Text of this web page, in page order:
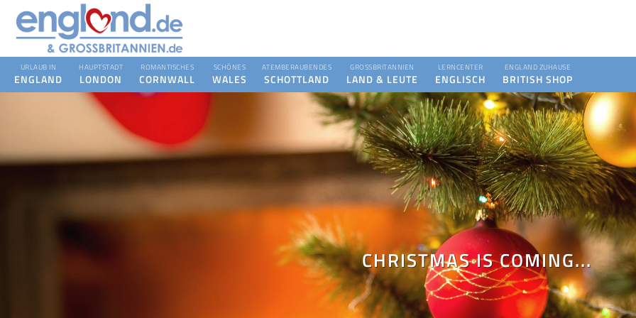
URLAUB IN
ENGLAND
HAUPTSTADT
LONDON
ROMANTISCHES
CORNWALL
SCHÖNES
WALES
ATEMBERAUBENDES
SCHOTTLAND
GROSSBRITANNIEN
LAND & LEUTE
LERNCENTER
ENGLISCH
ENGLAND ZUHAUSE
BRITISH SHOP
CHRISTMAS IS COMING...